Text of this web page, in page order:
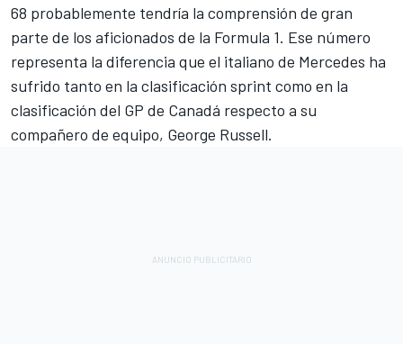
68 probablemente tendría la comprensión de gran
parte de los aficionados de la Formula 1. Ese número
representa la diferencia que el italiano de Mercedes ha
sufrido tanto en la clasificación sprint como en la
clasificación del GP de Canadá respecto a su
compañero de equipo, George Russell.